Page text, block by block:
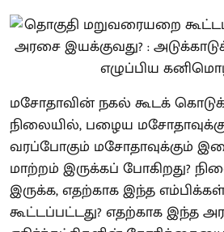
மசோதாவின் நகல் கூடக்
நிலையில், பழைய
வரப்போகும் மசோதாவுக்கும்
மாற்றம் இருக்கப் போகிறது?
இருக்க, எதற்காக இந்த
கூட்டப்பட்டது? எதற்காக இந்த